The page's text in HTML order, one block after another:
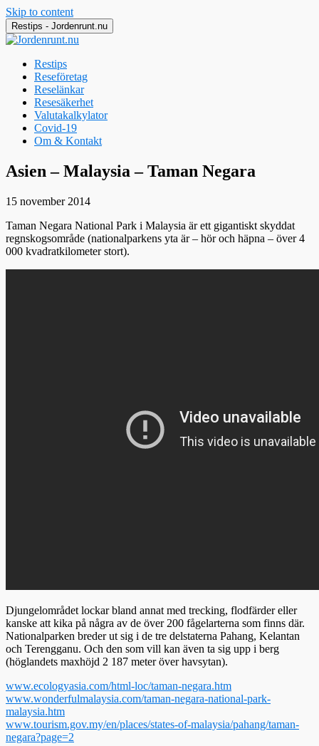
Skip to content
Restips - Jordenrunt.nu
Restips
Reseföretag
Reselänkar
Resesäkerhet
Valutakalkylator
Covid-19
Om & Kontakt
Jordenrunt.nu
Tusen Restips från hela världen
Asien – Malaysia – Taman Negara
15 november 2014
Taman Negara National Park i Malaysia är ett gigantiskt skyddat
regnskogsområde (nationalparkens yta är – hör och häpna – över 4
000 kvadratkilometer stort).
Djungelområdet lockar bland annat med trecking, flodfärder eller
kanske att kika på några av de över 200 fågelarterna som finns där.
Nationalparken breder ut sig i de tre delstaterna Pahang, Kelantan
och Terengganu. Och den som vill kan även ta sig upp i berg
(höglandets maxhöjd 2 187 meter över havsytan).
www.ecologyasia.com/html-loc/taman-negara.htm
www.wonderfulmalaysia.com/taman-negara-national-park-
malaysia.htm
www.tourism.gov.my/en/places/states-of-malaysia/pahang/taman-
negara?page=2